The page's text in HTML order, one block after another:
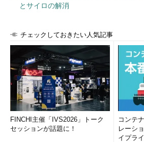
とサイロの解消
チェックしておきたい人気記事
FINCHI主催「IVS2026」トーク
セッションが話題に！
コンテ
レーシ
イプラ